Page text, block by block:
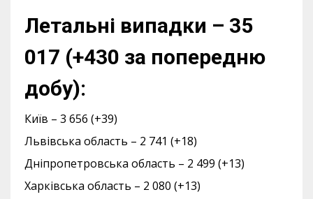
Летальні випадки – 35
017 (+430 за попередню
добу):
Київ – 3 656 (+39)
Львівська область – 2 741 (+18)
Дніпропетровська область – 2 499 (+13)
Харківська область – 2 080 (+13)